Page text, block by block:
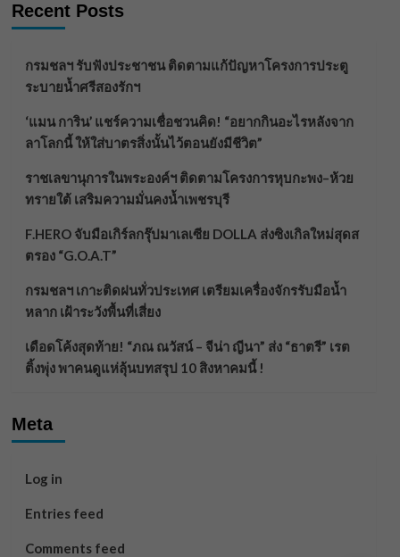
Recent Posts
กรมชลฯ รับฟังประชาชน ติดตามแก้ปัญหาโครงการประตู
ระบายน้ำศรีสองรักฯ
‘แมน การิน’ แชร์ความเชื่อชวนคิด! “อยากกินอะไรหลังจาก
ลาโลกนี้ ให้ใส่บาตรสิ่งนั้นไว้ตอนยังมีชีวิต”
ราชเลขานุการในพระองค์ฯ ติดตามโครงการหุบกะพง–ห้วย
ทรายใต้ เสริมความมั่นคงน้ำเพชรบุรี
F.HERO จับมือเกิร์ลกรุ๊ปมาเลเซีย DOLLA ส่งซิงเกิลใหม่สุดส
ตรอง “G.O.A.T”
กรมชลฯ เกาะติดฝนทั่วประเทศ เตรียมเครื่องจักรรับมือน้ำ
หลาก เฝ้าระวังพื้นที่เสี่ยง
เดือดโค้งสุดท้าย! “ภณ ณวัสน์ – จีน่า ญีนา” ส่ง “ธาตรี” เรต
ติ้งพุ่ง พาคนดูแห่ลุ้นบทสรุป 10 สิงหาคมนี้ !
Meta
Log in
Entries feed
Comments feed